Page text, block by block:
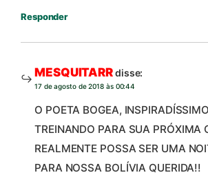
Responder
MESQUITARRdisse:
17 de agosto de 2018 às 00:44
O POETA BOGEA,
TREINANDO PARA SUA PRÓXIMA
REALMENTE POSSA SER UMA
PARA NOSSA BOLÍVIA QUERIDA!!